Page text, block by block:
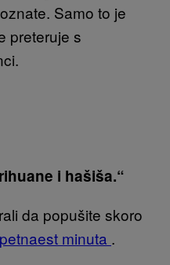
Samo to je
preteruje s
i hašiša.“
da popušite skoro
minuta .